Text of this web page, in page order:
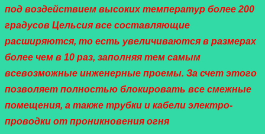
под воздействием высоких температур более 200
градусов Цельсия все составляющие
расширяются, то есть увеличиваются в размерах
более чем в 10 раз, заполняя тем самым
всевозможные инженерные проемы. За счет этого
позволяет полностью блокировать все смежные
помещения, а также трубки и кабели электро-
проводки от проникновения огня